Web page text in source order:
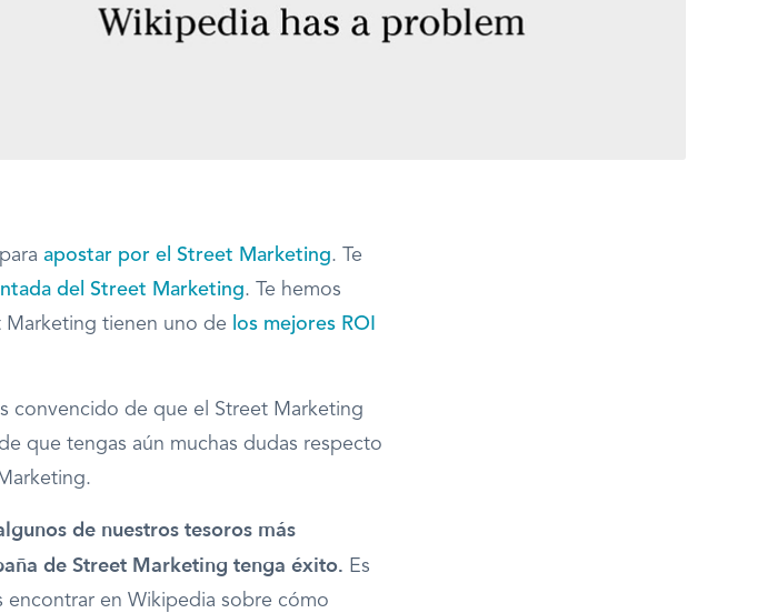
apostar por el Street Marketing. Te
del Street Marketing. Te hemos
Marketing tienen uno de los mejores ROI
convencido de que el Street Marketing
que tengas aún muchas dudas respecto
de nuestros tesoros más
de Street Marketing tenga éxito. Es
encontrar en Wikipedia sobre cómo